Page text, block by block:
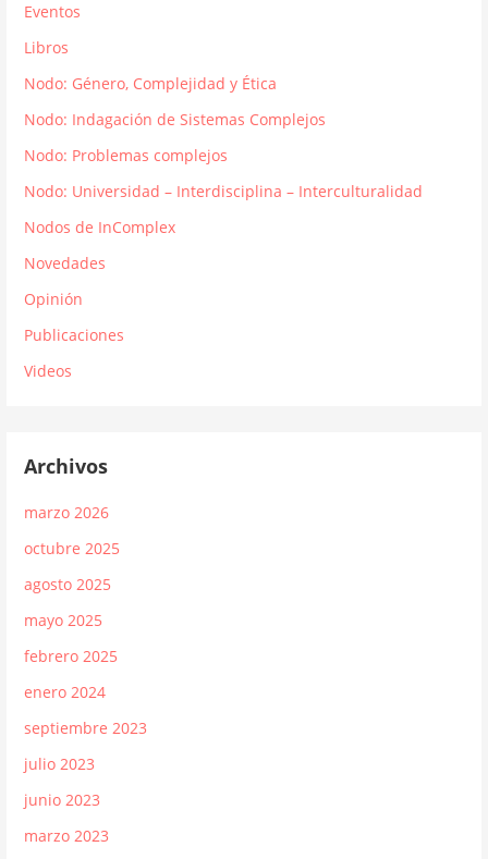
Eventos
Libros
Nodo: Género, Complejidad y Ética
Nodo: Indagación de Sistemas Complejos
Nodo: Problemas complejos
Nodo: Universidad – Interdisciplina – Interculturalidad
Nodos de InComplex
Novedades
Opinión
Publicaciones
Videos
Archivos
marzo 2026
octubre 2025
agosto 2025
mayo 2025
febrero 2025
enero 2024
septiembre 2023
julio 2023
junio 2023
marzo 2023